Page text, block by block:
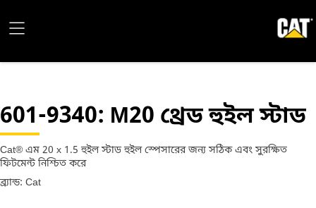
601-9340: M20 থ্রেড হুইল স্টাড
Cat® এম 20 x 1.5 হুইল স্টাড হুইল স্পেসারের জন্য সঠিক এবং সুরক্ষিত
ফিটমেন্ট নিশ্চিত করে
ব্র্যান্ড: Cat